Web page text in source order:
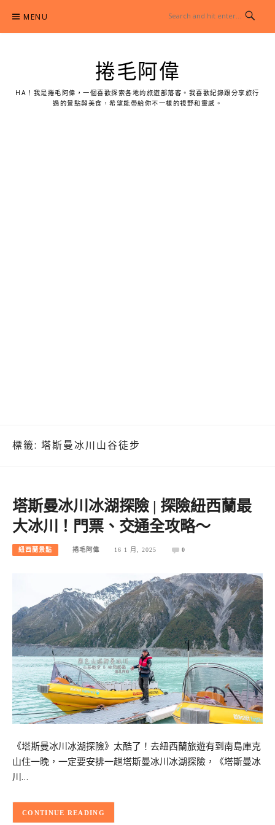
content
MENU
捲毛阿偉
HA！我是捲毛阿偉，一個喜歡探索各地的旅遊部落客。我喜歡紀錄跟分享旅行
過的景點與美食，希望能帶給你不一樣的視野和靈感。
標籤: 塔斯曼冰川山谷徒步
塔斯曼冰川冰湖探險 | 探險紐西蘭最
大冰川！門票、交通全攻略～
紐西蘭景點 捲毛阿偉 16 1 月, 2025 0
《塔斯曼冰川冰湖探險》太酷了！去紐西蘭旅遊有到南島庫克
山住一晚，一定要安排一趟塔斯曼冰川冰湖探險，《塔斯曼冰
川…
CONTINUE READING